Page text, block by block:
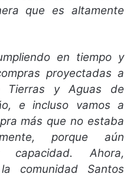
que es altamente
en tiempo y
proyectadas a
Tierras y Aguas de
e incluso vamos a
más que no estaba
porque aún
Ahora,
comunidad Santos